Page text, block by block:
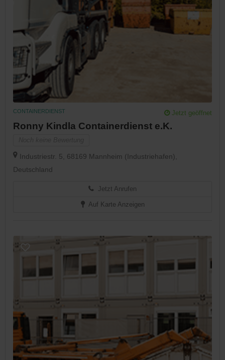
CONTAINERDIENST Jetzt geöffnet
Ronny Kindla Containerdienst e.K.
Industriestr. 5, 68169 Mannheim (Industriehafen),
Deutschland
Jetzt Anrufen
Auf Karte Anzeigen